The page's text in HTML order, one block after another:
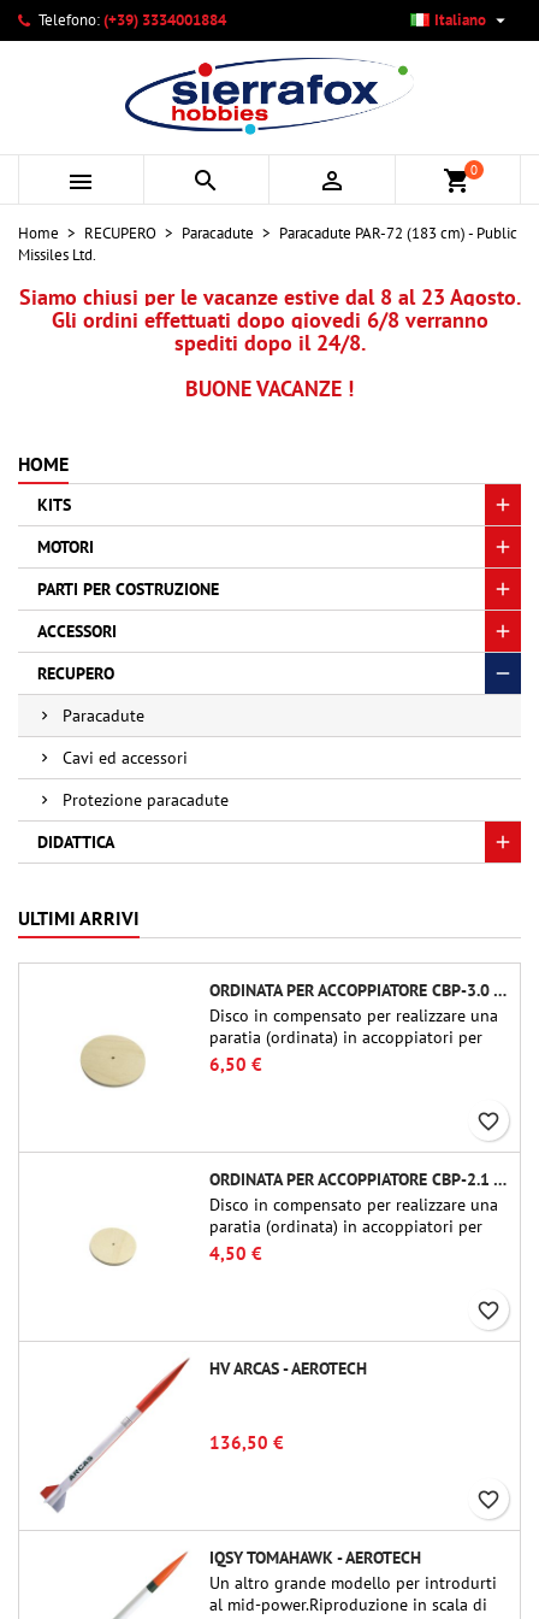
Telefono:(+39) 3334001884 Italiano 
   shopping_cart0
Home RECUPERO Paracadute
Paracadute PAR-72 (183 cm) - Public
Missiles Ltd.
Siamo chiusi per le vacanze estive dal 8 al 23 Agosto.
Gli ordini effettuati dopo giovedi 6/8 verranno
spediti dopo il 24/8.
BUONE VACANZE !
HOME
KITS
MOTORI
PARTI PER COSTRUZIONE
ACCESSORI
RECUPERO
Paracadute
Cavi ed accessori
Protezione paracadute
DIDATTICA
ULTIMI ARRIVI
ORDINATA PER ACCOPPIATORE CBP-3.0 - PUBLIC MISSILES LTD.
Disco in compensato per realizzare una
paratia (ordinata) in accoppiatori per
tubi Public Missiles Ltd. da 54 mm (PT-
2.1 o QT-2.1)
6,50 €
favorite_border
ORDINATA PER ACCOPPIATORE CBP-2.1 - PUBLIC MISSILES LTD.
Disco in compensato per realizzare una
paratia (ordinata) in accoppiatori per
tubi Public Missiles Ltd. da 54 mm (PT-
2.1 o QT-2.1)
4,50 €
favorite_border
HV ARCAS - AEROTECH
136,50 €
favorite_border
IQSY TOMAHAWK - AEROTECH
Un altro grande modello per introdurti
al mid-power.Riproduzione in scala di
Le mie liste di desideri ×
Crea nuova lista
Crea lista dei desideri ×
Nome lista dei desideri
Annulla Crea lista dei desideri
Accedi ×
Devi avere effettuato l'accesso per salvare dei prodotti
nella tua lista dei desideri.
Annulla Accedi